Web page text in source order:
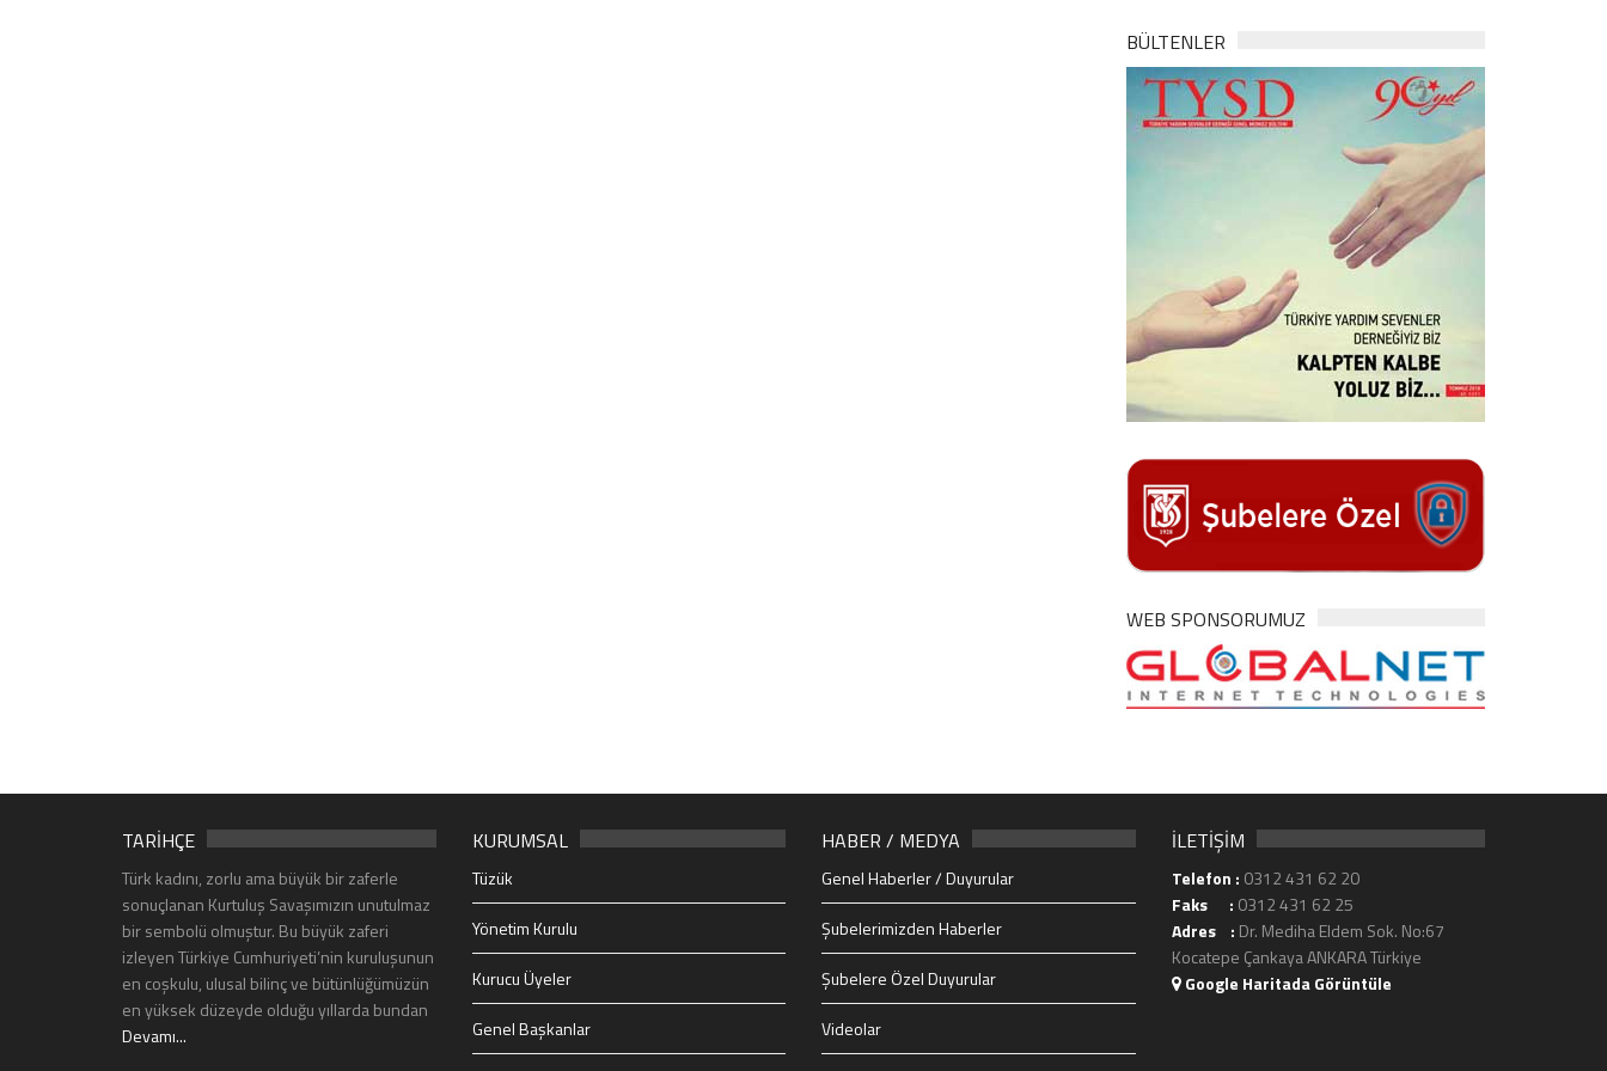
BÜLTENLER
WEB SPONSORUMUZ
TARİHÇE
Türk kadını, zorlu ama büyük bir zaferle
sonuçlanan Kurtuluş Savaşımızın unutulmaz
bir sembolü olmuştur. Bu büyük zaferi
izleyen Türkiye Cumhuriyeti’nin kuruluşunun
en coşkulu, ulusal bilinç ve bütünlüğümüzün
en yüksek düzeyde olduğu yıllarda bundan
Devamı...
KURUMSAL
Tüzük
Yönetim Kurulu
Kurucu Üyeler
Genel Başkanlar
HABER / MEDYA
Genel Haberler / Duyurular
Şubelerimizden Haberler
Şubelere Özel Duyurular
Videolar
İLETİŞİM
Telefon : 0312 431 62 20
Faks : 0312 431 62 25
Adres : Dr. Mediha Eldem Sok. No:67
Kocatepe Çankaya ANKARA Türkiye
Google Haritada Görüntüle